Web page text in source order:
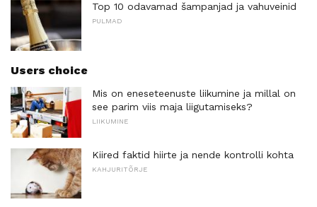
Top 10 odavamad šampanjad ja vahuveinid
PULMAD
Users choice
Mis on eneseteenuste liikumine ja millal on
see parim viis maja liigutamiseks?
LIIKUMINE
Kiired faktid hiirte ja nende kontrolli kohta
KAHJURITÕRJE